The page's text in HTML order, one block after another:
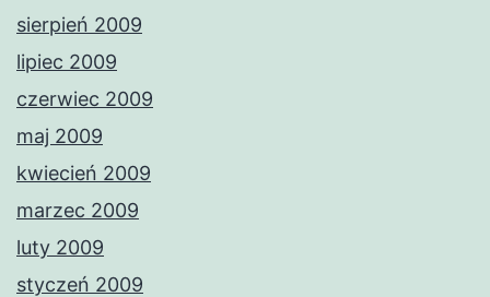
sierpień 2009
lipiec 2009
czerwiec 2009
maj 2009
kwiecień 2009
marzec 2009
luty 2009
styczeń 2009